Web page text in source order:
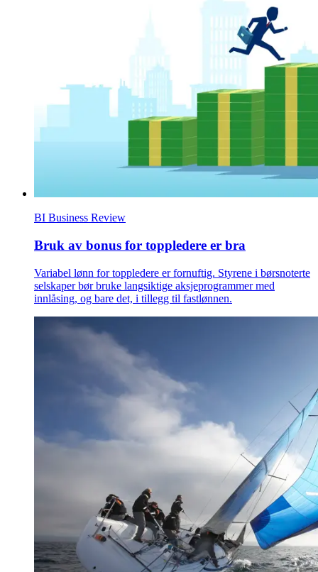
BI Business Review
Bruk av bonus for toppledere er bra
Variabel lønn for toppledere er fornuftig. Styrene i børsnoterte
selskaper bør bruke langsiktige aksjeprogrammer med
innlåsing, og bare det, i tillegg til fastlønnen.